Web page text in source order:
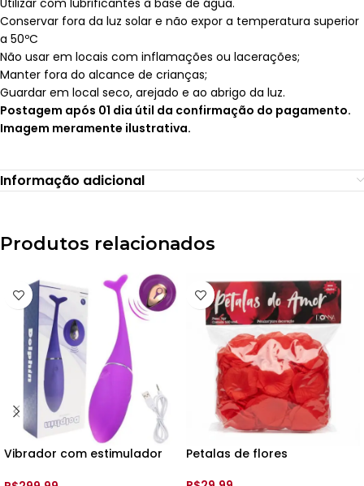
Utilizar com lubrificantes à base de água.
Conservar fora da luz solar e não expor a temperatura superior
a 50ºC
Não usar em locais com inflamações ou lacerações;
Manter fora do alcance de crianças;
Guardar em local seco, arejado e ao abrigo da luz.
Postagem após 01 dia útil da confirmação do pagamento.
Imagem meramente ilustrativa.
Informação adicional
Produtos relacionados
Vibrador com estimulador
Petalas de flores